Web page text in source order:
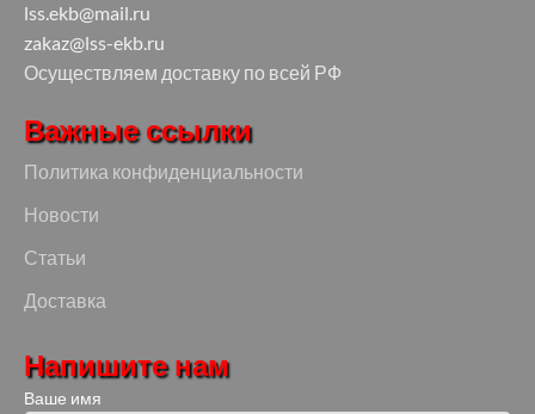
lss.ekb@mail.ru
zakaz@lss-ekb.ru
Осуществляем доставку по всей РФ
Важные ссылки
Политика конфиденциальности
Новости
Статьи
Доставка
Напишите нам
Ваше имя